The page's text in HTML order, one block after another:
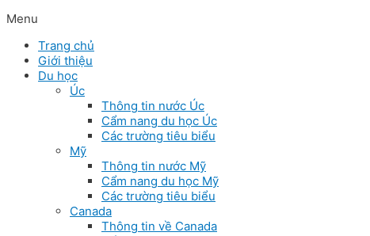
Menu
Trang chủ
Giới thiệu
Du học
Úc
Thông tin nước Úc
Cẩm nang du học Úc
Các trường tiêu biểu
Mỹ
Thông tin nước Mỹ
Cẩm nang du học Mỹ
Các trường tiêu biểu
Canada
Thông tin về Canada